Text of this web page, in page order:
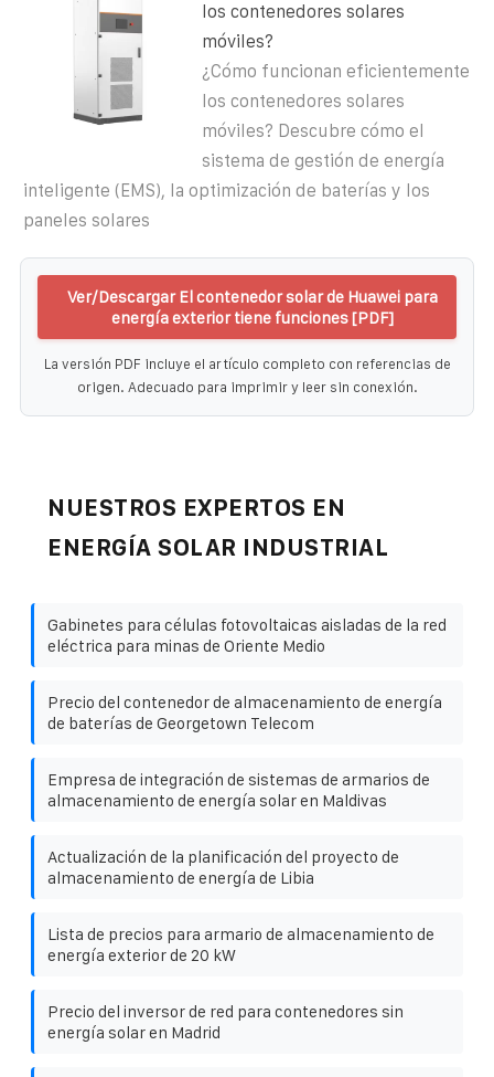
los contenedores solares
móviles?
¿Cómo funcionan eficientemente
los contenedores solares
móviles? Descubre cómo el
sistema de gestión de energía
inteligente (EMS), la optimización de baterías y los
paneles solares
Ver/Descargar El contenedor solar de Huawei para
energía exterior tiene funciones [PDF]
La versión PDF incluye el artículo completo con referencias de
origen. Adecuado para imprimir y leer sin conexión.
NUESTROS EXPERTOS EN
ENERGÍA SOLAR INDUSTRIAL
Gabinetes para células fotovoltaicas aisladas de la red
eléctrica para minas de Oriente Medio
Precio del contenedor de almacenamiento de energía
de baterías de Georgetown Telecom
Empresa de integración de sistemas de armarios de
almacenamiento de energía solar en Maldivas
Actualización de la planificación del proyecto de
almacenamiento de energía de Libia
Lista de precios para armario de almacenamiento de
energía exterior de 20 kW
Precio del inversor de red para contenedores sin
energía solar en Madrid